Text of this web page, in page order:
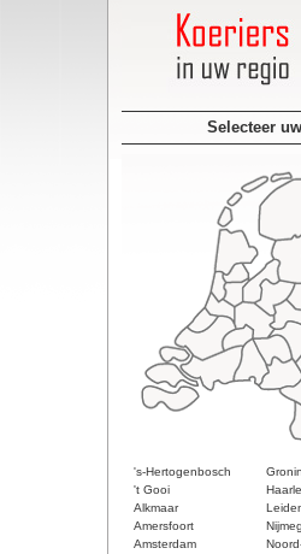
Selecteer
's-Hertogenbosch
't Gooi
Alkmaar
Amersfoort
Amsterdam